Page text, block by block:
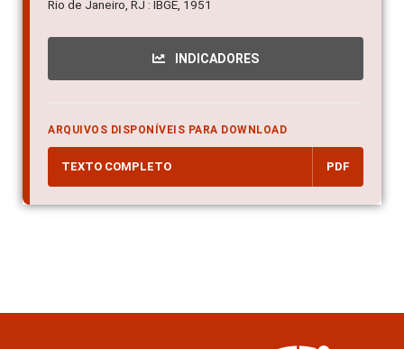
Rio de Janeiro, RJ : IBGE, 1951
INDICADORES
ARQUIVOS DISPONÍVEIS PARA DOWNLOAD
TEXTO COMPLETO PDF